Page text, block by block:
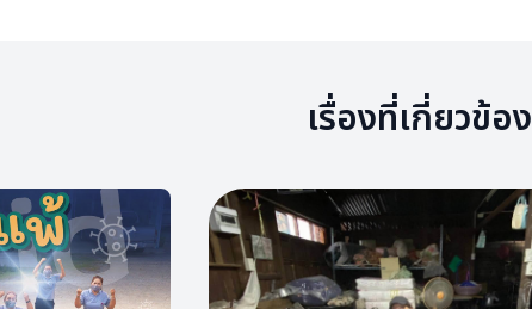
เรื่องที่เกี่ยวข้อง